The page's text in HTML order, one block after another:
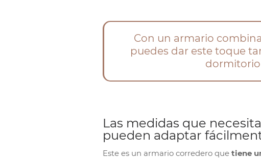
Con un armario
puedes dar este toque
dormitorio
Las medidas que
pueden adaptar
Este es un armario corredero que tiene